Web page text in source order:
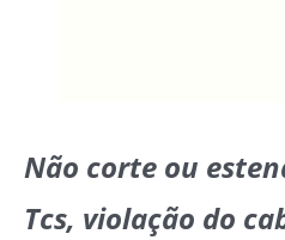
Não corte ou
Tcs, violação do